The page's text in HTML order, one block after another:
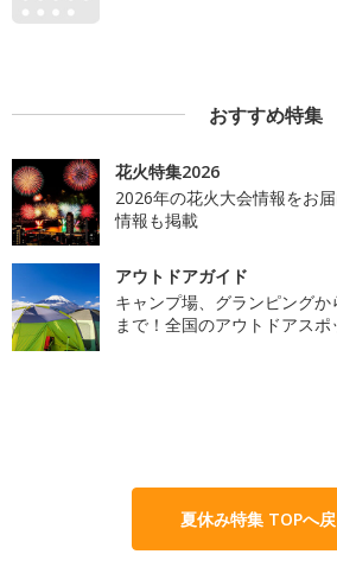
おすすめ特集
花火特集2026
2026年の花火大会情報をお
情報も掲載
アウトドアガイド
キャンプ場、グランピング
まで！全国のアウトドアスポ
夏休み特集 TOPへ